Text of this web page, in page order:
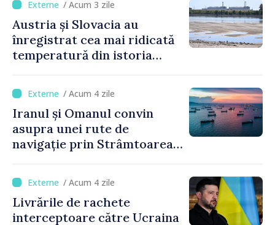
/ Acum 3 zile
Austria și Slovacia au
înregistrat cea mai ridicată
temperatură din istoria
/ Acum 4 zile
Iranul și Omanul convin
asupra unei rute de
navigație prin Strâmtoarea
/ Acum 4 zile
Livrările de rachete
interceptoare către Ucraina